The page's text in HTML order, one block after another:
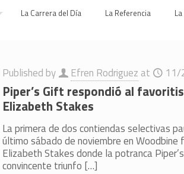
La Carrera del Día La Referencia
Published by Efren Rodriguez at 11/
Piper’s Gift respondió al
Elizabeth Stakes
La primera de dos contiendas selectivas
último sábado de noviembre en Woodbine
Elizabeth Stakes donde la potranca
convincente triunfo […]